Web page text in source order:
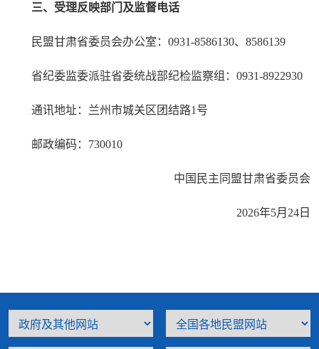
三、受理反映部门及监督电话
民盟甘肃省委员会办公室：0931-8586130、8586139
省纪委监委派驻省委统战部纪检监察组：0931-8922930
通讯地址：兰州市城关区团结路1号
邮政编码：730010
中国民主同盟甘肃省委员会
2026年5月24日